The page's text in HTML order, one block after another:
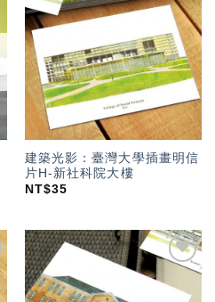
加入
「願
望輕
單」
建築光影：臺灣大學插畫明信
片H-新社科院大樓
NT$35
加入
「願
望輕